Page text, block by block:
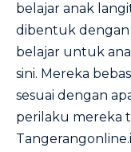
belajar anak
dibentuk
belajar untuk
sini. Mereka
sesuai dengan
perilaku mereka